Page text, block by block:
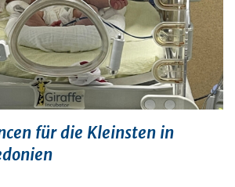
für die Kleinsten in